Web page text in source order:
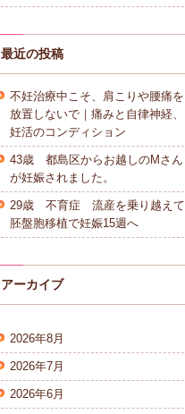
最近の投稿
不妊治療中こそ、肩こりや腰痛を
放置しないで｜痛みと自律神経、
妊活のコンディション
43歳 都島区からお越しのMさん
が妊娠されました。
29歳 不育症 流産を乗り越えて
胚盤胞移植で妊娠15週へ
アーカイブ
2026年8月
2026年7月
2026年6月